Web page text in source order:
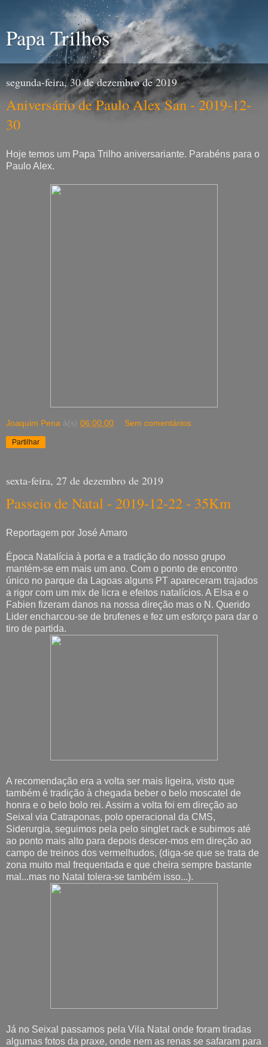
Papa Trilhos
segunda-feira, 30 de dezembro de 2019
Aniversário de Paulo Alex San - 2019-12-
30
Hoje temos um Papa Trilho aniversariante. Parabéns para o
Paulo Alex.
Joaquim Pena à(s) 06:00:00 Sem comentários:
Partilhar
sexta-feira, 27 de dezembro de 2019
Passeio de Natal - 2019-12-22 - 35Km
Reportagem por José Amaro
Época Natalícia à porta e a tradição do nosso grupo
mantém-se em mais um ano. Com o ponto de encontro
único no parque da Lagoas alguns PT apareceram trajados
a rigor com um mix de licra e efeitos natalícios. A Elsa e o
Fabien fizeram danos na nossa direção mas o N. Querido
Lider encharcou-se de brufenes e fez um esforço para dar o
tiro de partida.
A recomendação era a volta ser mais ligeira, visto que
também é tradição à chegada beber o belo moscatel de
honra e o belo bolo rei. Assim a volta foi em direção ao
Seixal via Catraponas, polo operacional da CMS,
Siderurgia, seguimos pela pelo singlet rack e subimos até
ao ponto mais alto para depois descer-mos em direção ao
campo de treinos dos vermelhudos, (diga-se que se trata de
zona muito mal frequentada e que cheira sempre bastante
mal...mas no Natal tolera-se também isso...).
Já no Seixal passamos pela Vila Natal onde foram tiradas
algumas fotos da praxe, onde nem as renas se safaram para